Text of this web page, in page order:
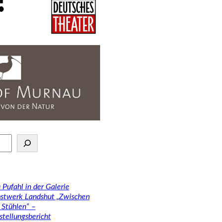
Pufahl in der Galerie
Landshut „Zwischen
–